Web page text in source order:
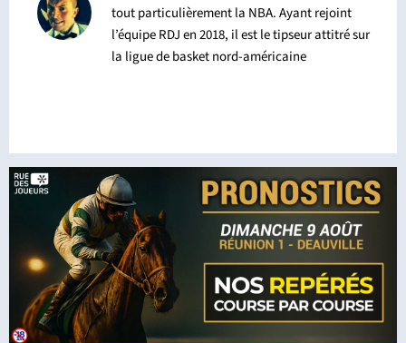
tout particulièrement la NBA. Ayant rejoint
l’équipe RDJ en 2018, il est le tipseur attitré sur
la ligue de basket nord-américaine